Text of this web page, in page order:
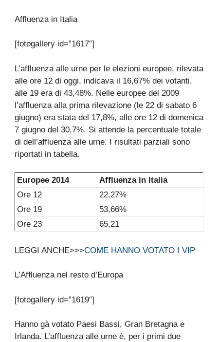
Affluenza in Italia
[fotogallery id=”1617″]
L’affluenza alle urne per le elezioni europee, rilevata
alle ore 12 di oggi, indicava il 16,67% dei votanti,
alle 19 era di 43,48%. Nelle europee del 2009
l’affluenza alla prima rilevazione (le 22 di sabato 6
giugno) era stata del 17,8%, alle ore 12 di domenica
7 giugno del 30,7%. Si attende la percentuale totale
di dell’affluenza alle urne. I risultati parziali sono
riportati in tabella.
Europee 2014
Affluenza in Italia
Ore 12
22,27%
Ore 19
53,66%
Ore 23
65,21
LEGGI ANCHE>>>COME HANNO VOTATO I VIP
L’Affluenza nel resto d’Europa
[fotogallery id=”1619″]
Hanno gà votato Paesi Bassi, Gran Bretagna e
Irlanda. L’affluenza alle urne è, per i primi due